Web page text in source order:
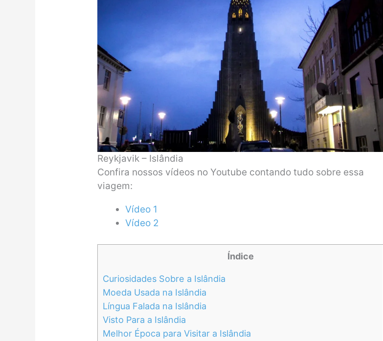
Reykjavik – Islândia
Confira nossos vídeos no Youtube contando tudo sobre essa
viagem:
Vídeo 1
Vídeo 2
Índice
Curiosidades Sobre a Islândia
Moeda Usada na Islândia
Língua Falada na Islândia
Visto Para a Islândia
Melhor Época para Visitar a Islândia